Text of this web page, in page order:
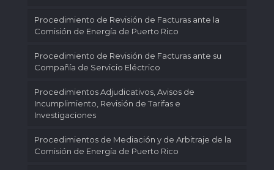
Procedimiento de Revisión de Facturas ante la
Comisión de Energía de Puerto Rico
Procedimiento de Revisión de Facturas ante su
Compañía de Servicio Eléctrico
Procedimientos Adjudicativos, Avisos de
Incumplimiento, Revisión de Tarifas e
Investigaciones
Procedimientos de Mediación y de Arbitraje de la
Comisión de Energía de Puerto Rico